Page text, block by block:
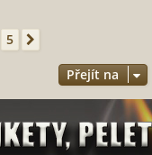
5
Přejít na